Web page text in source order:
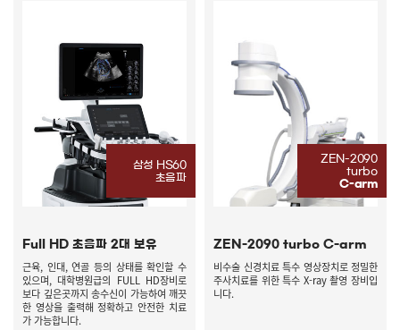
삼성 HS60
초음파
Full HD 초음파 2대 보유
근육, 인대, 연골 등의 상태를 확인할 수
있으며, 대학병원급의 FULL HD장비로
보다 깊은곳까지 송수신이 가능하여 깨끗
한 영상을 출력해 정확하고 안전한 치료
가 가능합니다.
ZEN-2090
turbo
C-arm
ZEN-2090 turbo C-arm
비수술 신경치료 특수 영상장치로 정밀한
주사치료를 위한 특수 X-ray 촬영 장비입
니다.